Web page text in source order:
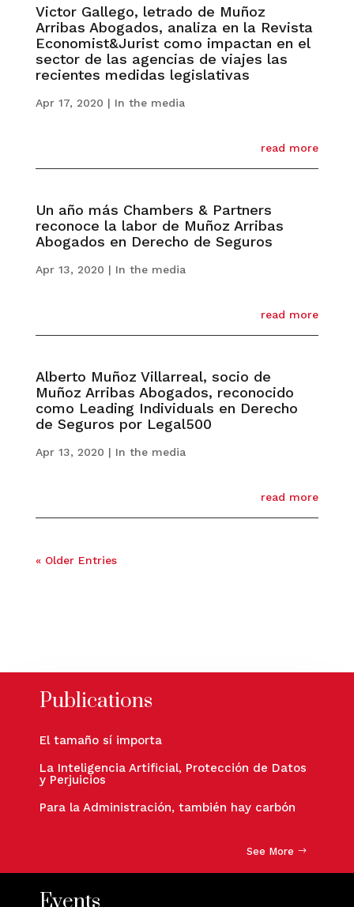
Victor Gallego, letrado de Muñoz
Arribas Abogados, analiza en la Revista
Economist&Jurist como impactan en el
sector de las agencias de viajes las
recientes medidas legislativas
Apr 17, 2020 | In the media
read more
Un año más Chambers & Partners
reconoce la labor de Muñoz Arribas
Abogados en Derecho de Seguros
Apr 13, 2020 | In the media
read more
Alberto Muñoz Villarreal, socio de
Muñoz Arribas Abogados, reconocido
como Leading Individuals en Derecho
de Seguros por Legal500
Apr 13, 2020 | In the media
read more
« Older Entries
Publications
El tamaño sí importa
La Inteligencia Artificial, Protección de Datos
y Perjuicios
Para la Administración, también hay carbón
See More